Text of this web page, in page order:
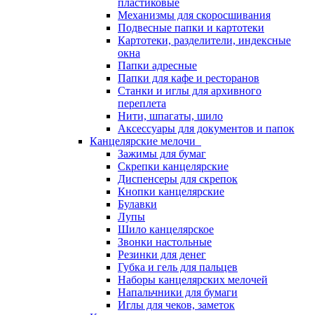
пластиковые
Механизмы для скоросшивания
Подвесные папки и картотеки
Картотеки, разделители, индексные
окна
Папки адресные
Папки для кафе и ресторанов
Станки и иглы для архивного
переплета
Нити, шпагаты, шило
Аксессуары для документов и папок
Канцелярские мелочи
Зажимы для бумаг
Скрепки канцелярские
Диспенсеры для скрепок
Кнопки канцелярские
Булавки
Лупы
Шило канцелярское
Звонки настольные
Резинки для денег
Губка и гель для пальцев
Наборы канцелярских мелочей
Напальчники для бумаги
Иглы для чеков, заметок